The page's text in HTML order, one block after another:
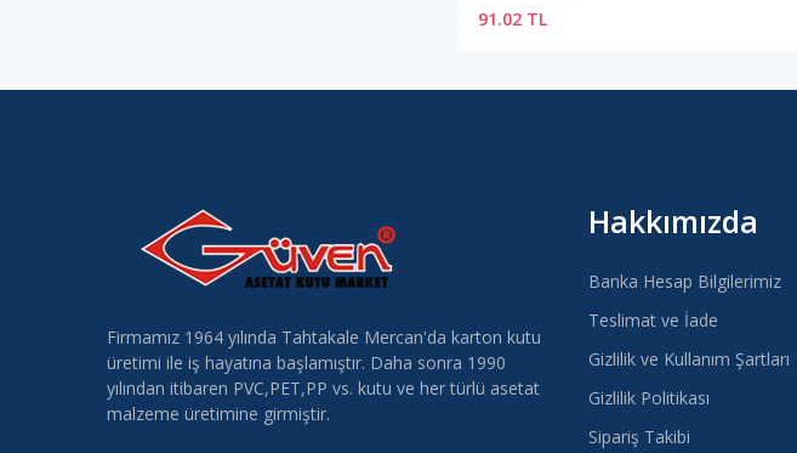
91.02 TL
Firmamız 1964 yılında Tahtakale Mercan'da karton kutu
üretimi ile iş hayatına başlamıştır. Daha sonra 1990
yılından itibaren PVC,PET,PP vs. kutu ve her türlü asetat
malzeme üretimine girmiştir.
Hakkımızda
Banka Hesap Bilgilerimiz
Teslimat ve İade
Gizlilik ve Kullanım Şartları
Gizlilik Politikası
Sipariş Takibi